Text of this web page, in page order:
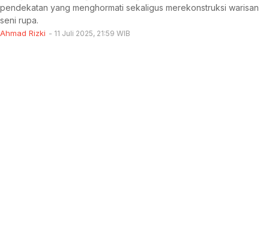
pendekatan yang menghormati sekaligus merekonstruksi warisan
seni rupa.
Ahmad Rizki 11 Juli 2025, 21:59 WIB